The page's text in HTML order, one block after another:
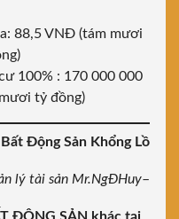
88,5 VNĐ (tám mươi
100% : 170 000 000
tỷ đồng)
Động Sản Khổng Lồ
lý tài sản Mr.NgĐHuy–